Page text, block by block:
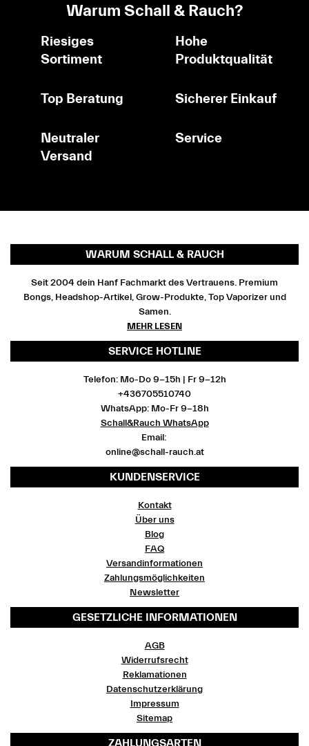
Warum Schall & Rauch?
Riesiges
Sortiment
Hohe
Produktqualität
Top Beratung Sicherer Einkauf
Neutraler
Versand
Service
WARUM SCHALL & RAUCH
Seit 2004 dein Hanf Fachmarkt des Vertrauens. Premium
Bongs, Headshop-Artikel, Grow-Produkte, Top Vaporizer und
Samen.
MEHR LESEN
SERVICE HOTLINE
Telefon: Mo-Do 9-15h | Fr 9-12h
+436705510740
WhatsApp: Mo-Fr 9-18h
Schall&Rauch WhatsApp
Email:
online@schall-rauch.at
KUNDENSERVICE
Kontakt
Über uns
Blog
FAQ
Versandinformationen
Zahlungsmöglichkeiten
Newsletter
GESETZLICHE INFORMATIONEN
AGB
Widerrufsrecht
Reklamationen
Datenschutzerklärung
Impressum
Sitemap
ZAHLUNGSARTEN